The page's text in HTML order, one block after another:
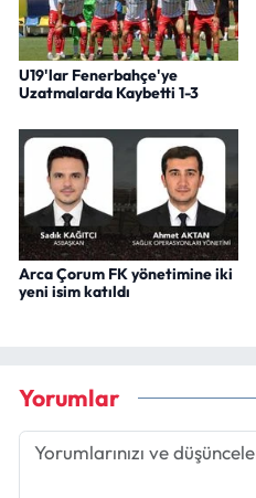
U19'lar Fenerbahçe'ye
Uzatmalarda Kaybetti 1-3
Arca Çorum FK yönetimine iki
yeni isim katıldı
Yorumlar